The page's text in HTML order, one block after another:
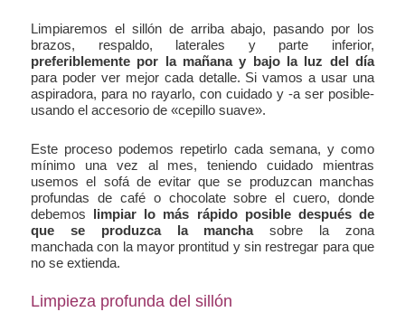
Limpiaremos el sillón de arriba abajo, pasando por los
brazos, respaldo, laterales y parte inferior,
preferiblemente por la mañana y bajo la luz del día
para poder ver mejor cada detalle. Si vamos a usar una
aspiradora, para no rayarlo, con cuidado y -a ser posible-
usando el accesorio de «cepillo suave».
Este proceso podemos repetirlo cada semana, y como
mínimo una vez al mes, teniendo cuidado mientras
usemos el sofá de evitar que se produzcan manchas
profundas de café o chocolate sobre el cuero, donde
debemos limpiar lo más rápido posible después de
que se produzca la manchasobre la zona
manchada con la mayor prontitud y sin restregar para que
no se extienda.
Limpieza profunda del sillón